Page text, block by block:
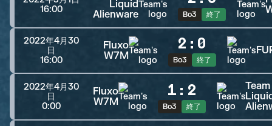
16:00
Liquid
Alienware
Bo3 終了
2022年4月30
日
16:00
Fluxo
W7M
2 : 0
Bo3 終了
2022年4月30
日
0:00
Fluxo
W7M
1 : 2
Bo3 終了
Team